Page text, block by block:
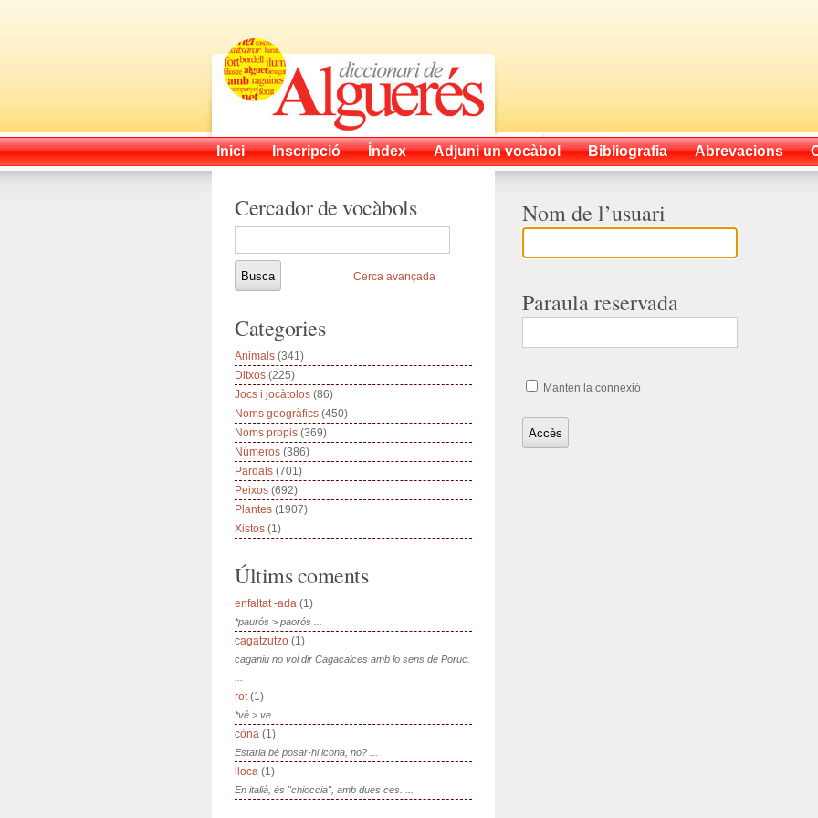
Inici Inscripció Índex Adjuni un vocàbol Bibliografia Abrevacions
Nom de l’usuari
Paraula reservada
Manten la connexió
Cercador de vocàbols
Cerca avançada
Categories
Animals (341)
Ditxos (225)
Jocs i jocàtolos (86)
Noms geogràfics (450)
Noms propis (369)
Números (386)
Pardals (701)
Peixos (692)
Plantes (1907)
Xistos (1)
Últims coments
enfaltat -ada (1)
*paurós > paorós ...
cagatzutzo (1)
caganiu no vol dir Cagacalces amb lo sens de Poruc.
rot(1)
*vé > ve ...
còna (1)
Estaria bé posar-hi icona, no? ...
lloca (1)
En italià, és "chioccia", amb dues ces. ...